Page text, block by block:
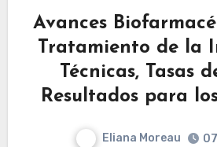
Avances
Tratamiento de la
Técnicas, Tasas
Resultados para
Eliana Moreau